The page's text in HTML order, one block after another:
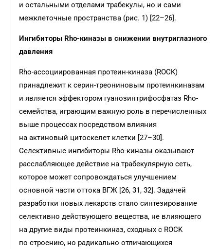
и остальными отделами трабекулы, но и сами
межклеточные пространства (рис. 1) [22–26].
Ингибиторы Rho-киназы в снижении внутриглазного
давления
Rho-ассоциированная протеин-киназа (ROCK)
принадлежит к серин-треониновым протеинкиназам
и является эффектором гуанозинтрифосфатаз Rho-
семейства, играющим важную роль в перечисленных
выше процессах посредством влияния
на актиновый цитоскелет клетки [27–30].
Селективные ингибиторы Rho-киназы оказывают
расслабляющее действие на трабекулярную сеть,
которое может сопровождаться улучшением
основной части оттока ВГЖ [26, 31, 32]. Задачей
разработки новых лекарств стало синтезирование
селективно действующего вещества, не влияющего
на другие виды протеинкиназ, сходных с ROCK
по строению, но радикально отличающихся